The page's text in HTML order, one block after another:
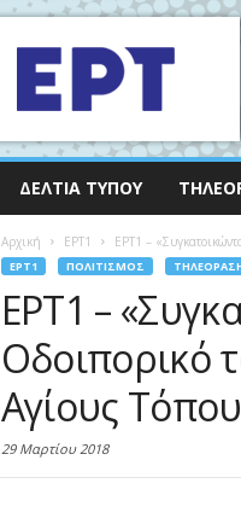
ΔΕΛΤΊΑ ΤΎΠΟΥ
Αρχική EΡΤ1 ΕΡΤ1 –
EΡΤ1 ΠΟΛΙΤΙΣΜΌΣ
ΕΡΤ1 –
Οδοιπορικό
Αγίους
29 Μαρτίου 2018